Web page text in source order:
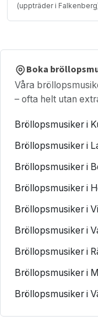
(uppträder i
Boka
Våra
– ofta helt utan
Bröllopsmusiker i
Bröllopsmusiker i
Bröllopsmusiker i
Bröllopsmusiker i
Bröllopsmusiker i
Bröllopsmusiker i
Bröllopsmusiker i
Bröllopsmusiker i
Bröllopsmusiker i